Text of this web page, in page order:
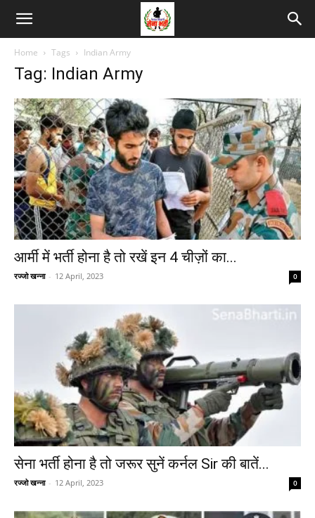
Home Tags Indian Army
Tag: Indian Army
आर्मी में भर्ती होना है तो रखें इन 4 चीज़ों का...
रज्जो खन्ना - 12 April, 2023 0
सेना भर्ती होना है तो जरूर सुनें कर्नल Sir की बातें...
रज्जो खन्ना - 12 April, 2023 0